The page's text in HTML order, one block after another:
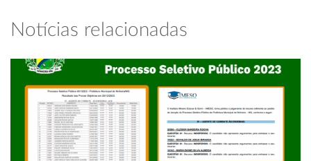
Notícias relacionadas